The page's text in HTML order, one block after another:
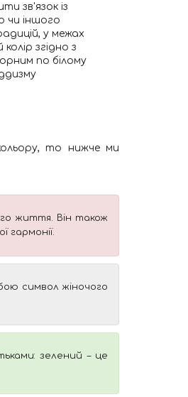
зв'язок із
чи іншого
у межах
згідно з
по білому
то нижче ми
життя. Він також
гармонії.
символ жіночого
зелений – це